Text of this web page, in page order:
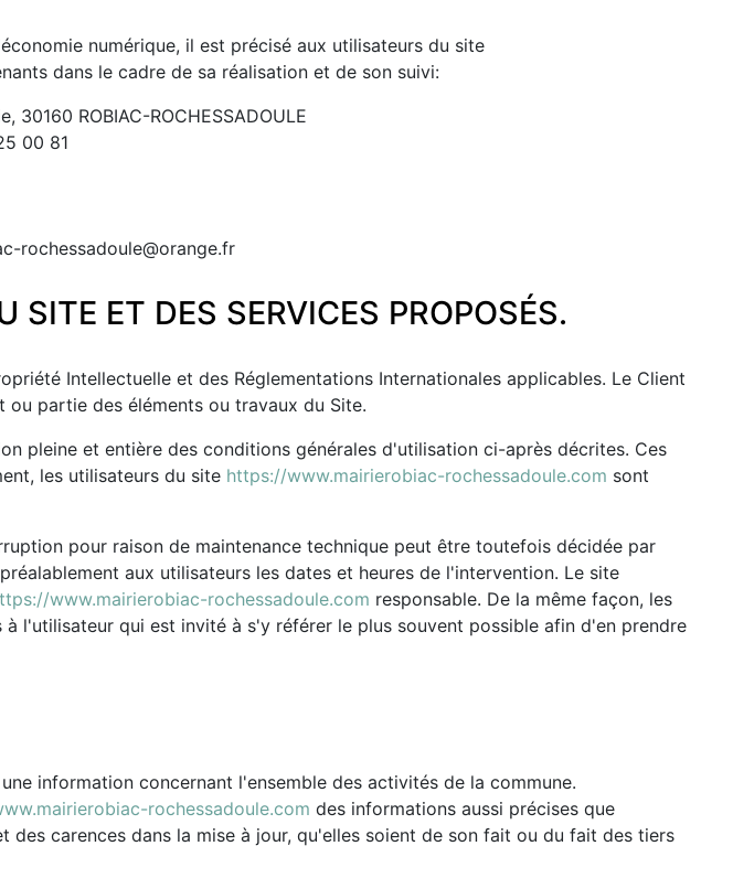
numérique, il est précisé aux utilisateurs du site
dans le cadre de sa réalisation et de son suivi:
ROBIAC-ROCHESSADOULE
00 81
rochessadoule@orange.fr
ET DES SERVICES PROPOSÉS.
Intellectuelle et des Réglementations Internationales applicables. Le Client
partie des éléments ou travaux du Site.
pleine et entière des conditions générales d'utilisation ci-après décrites. Ces
les utilisateurs du site https://www.mairierobiac-rochessadoule.com sont
pour raison de maintenance technique peut être toutefois décidée par
aux utilisateurs les dates et heures de l'intervention. Le site
www.mairierobiac-rochessadoule.com responsable. De la même façon, les
l'utilisateur qui est invité à s'y référer le plus souvent possible afin d'en prendre
information concernant l'ensemble des activités de la commune.
rochessadoule.com des informations aussi précises que
carences dans la mise à jour, qu'elles soient de son fait ou du fait des tiers